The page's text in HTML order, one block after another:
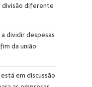
divisão diferente
dividir despesas
da união
em discussão